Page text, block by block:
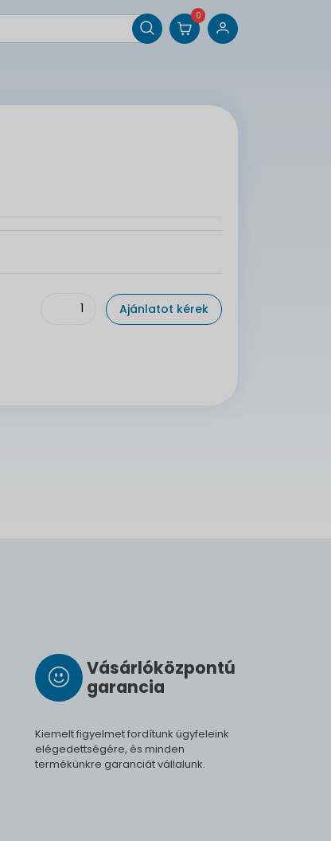
0
Ajánlatot kérek
Vásárló­köz­pontú
ga­ran­cia
Kiemelt figyelmet fordítunk ügyfeleink
elégedettségére, és minden
termékünkre garanciát vállalunk.